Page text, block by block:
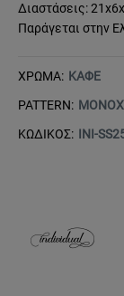
Διαστάσεις:
Παράγεται στην
ΧΡΩΜΑ: ΚΑΦΕ
PATTERN:
ΚΩΔΙΚΟΣ: INI-